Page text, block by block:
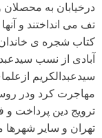
درخیابان به
کتاب شجره ی
آبادی از نسب
سیدعبدالکریم
مهاجرت کرد ودر
ترویج دین پرداخت و
تهران و سایر